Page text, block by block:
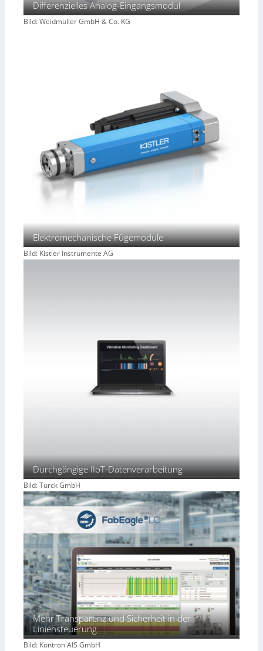
n
g
e
Differenzielles Analog-Eingangsmodul
Bild: Weidmüller GmbH & Co. KG
Elektromechanische Fügemodule
Bild: Kistler Instrumente AG
Durchgängige IIoT-Datenverarbeitung
Bild: Turck GmbH
Mehr Transparenz und Sicherheit in der
Liniensteuerung
Bild: Kontron AIS GmbH